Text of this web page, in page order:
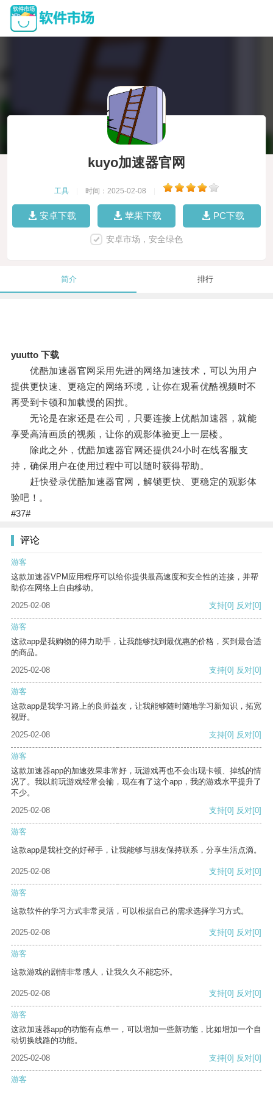
kuyo加速器官网
工具 时间：2025-02-08
安卓下载 苹果下载 PC下载
安卓市场，安全绿色
简介 排行
yuutto 下载
优酷加速器官网采用先进的网络加速技术，可以为用户
提供更快速、更稳定的网络环境，让你在观看优酷视频时不
再受到卡顿和加载慢的困扰。
无论是在家还是在公司，只要连接上优酷加速器，就能
享受高清画质的视频，让你的观影体验更上一层楼。
除此之外，优酷加速器官网还提供24小时在线客服支
持，确保用户在使用过程中可以随时获得帮助。
赶快登录优酷加速器官网，解锁更快、更稳定的观影体
验吧！。
#37#
评论
游客
这款加速器VPM应用程序可以给你提供最高速度和安全性的连接，并帮
助你在网络上自由移动。
2025-02-08
支持[0] 反对[0]
游客
这款app是我购物的得力助手，让我能够找到最优惠的价格，买到最合适
的商品。
2025-02-08
支持[0] 反对[0]
游客
这款app是我学习路上的良师益友，让我能够随时随地学习新知识，拓宽
视野。
2025-02-08
支持[0] 反对[0]
游客
这款加速器app的加速效果非常好，玩游戏再也不会出现卡顿、掉线的情
况了。我以前玩游戏经常会输，现在有了这个app，我的游戏水平提升了
不少。
2025-02-08
支持[0] 反对[0]
游客
这款app是我社交的好帮手，让我能够与朋友保持联系，分享生活点滴。
2025-02-08 支持[0] 反对[0]
游客
这款软件的学习方式非常灵活，可以根据自己的需求选择学习方式。
2025-02-08 支持[0] 反对[0]
游客
这款游戏的剧情非常感人，让我久久不能忘怀。
2025-02-08 支持[0] 反对[0]
游客
这款加速器app的功能有点单一，可以增加一些新功能，比如增加一个自
动切换线路的功能。
2025-02-08
支持[0] 反对[0]
游客